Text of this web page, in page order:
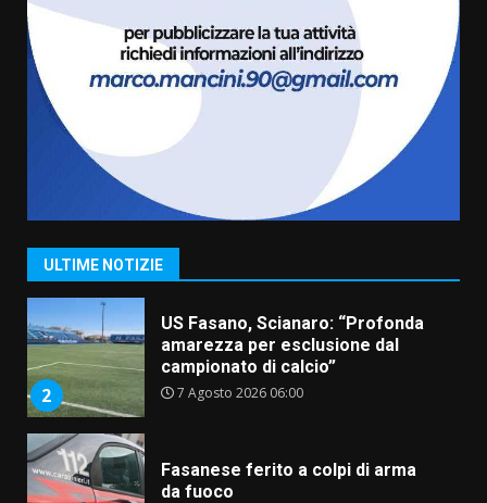
ULTIME NOTIZIE
La magia del Minareto e la prima
assoluta de “L’Albergo
Belvedere. Il rapimento”
6 Agosto 2026 06:15
1
“I Contestatori: Musica di
Rivoluzione”: nuovo
appuntamento con “Fasano in
2
US Fasano, Scianaro: “Profonda
amarezza per esclusione dal
campionato di calcio”
7 Agosto 2026 06:00
Fasanese ferito a colpi di arma
da fuoco